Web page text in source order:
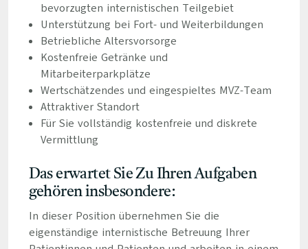
bevorzugten internistischen Teilgebiet
Unterstützung bei Fort- und Weiterbildungen
Betriebliche Altersvorsorge
Kostenfreie Getränke und
Mitarbeiterparkplätze
Wertschätzendes und eingespieltes MVZ-Team
Attraktiver Standort
Für Sie vollständig kostenfreie und diskrete
Vermittlung
Das erwartet Sie Zu Ihren Aufgaben
gehören insbesondere:
In dieser Position übernehmen Sie die
eigenständige internistische Betreuung Ihrer